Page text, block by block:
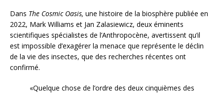
Dans The Cosmic Oasis, une histoire de la biosphère publiée en
2022, Mark Williams et Jan Zalasiewicz, deux éminents
scientifiques spécialistes de l’Anthropocène, avertissent qu’il
est impossible d’exagérer la menace que représente le déclin
de la vie des insectes, que des recherches récentes ont
confirmé.
«Quelque chose de l’ordre des deux cinquièmes des